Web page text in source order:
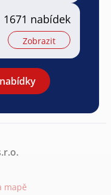
1671 nabídek
Zobrazit
mapě